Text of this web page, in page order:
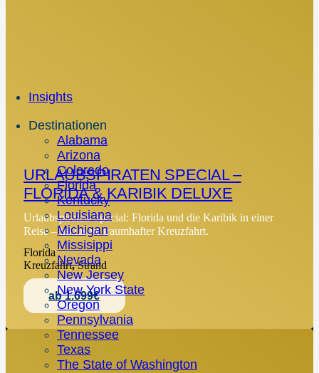
Insights
Destinationen
Alabama
Arizona
Colorado
Florida
Kentucky
Louisiana
Michigan
Missisippi
Nevada
New Jersey
New York State
Oregon
Pennsylvania
Tennessee
Texas
The State of Washington
URLAUBSPIRATEN SPECIAL –
FLORIDA & KARIBIK DELUXE
Urlaubspiraten-Special: Florida und die Karibik in einer
Reise – inklusive traumhafter Kreuzfahrt.
Florida
Kreuzfahrt,Strand
ab 1.699€